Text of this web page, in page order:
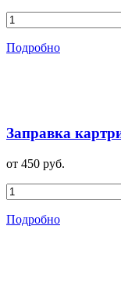
Подробно
Заправка
от 450 руб.
Подробно